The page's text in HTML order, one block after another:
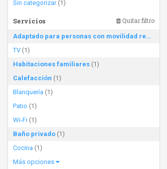
Sin categorizar(1)
Servicios Quitar filtro
Adaptado para personas con movilidad reducida
TV (1)
Habitaciones familiares (1)
Calefacción (1)
Blanquería (1)
Patio (1)
Wi-Fi (1)
Baño privado (1)
Cocina (1)
Más opciones